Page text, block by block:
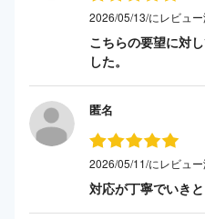
2026/05/13/にレビュ
こちらの要望に対
した。
匿名
2026/05/11/にレビュ
対応が丁寧でいきと